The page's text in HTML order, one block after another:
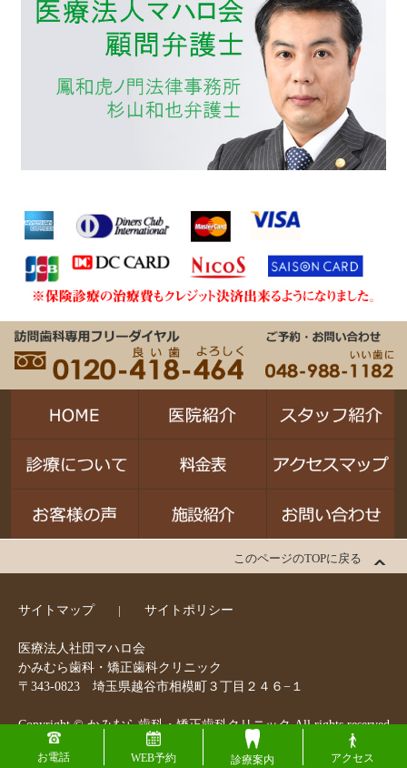
お電話 WEB予約 診療案内 アクセス
このページのTOPに戻る
サイトマップ サイトポリシー
医療法人社団マハロ会
かみむら歯科・矯正歯科クリニック
〒343-0823 埼玉県越谷市相模町３丁目２４６−１
Copyright © かみむら歯科・矯正歯科クリニック All rights reserved.